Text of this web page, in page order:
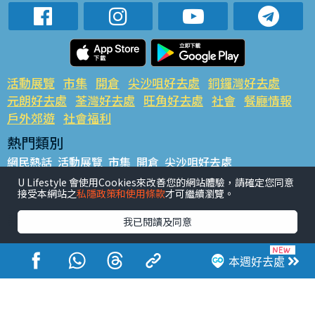
本週好去處
活動展覽 市集 開倉 尖沙咀好去處 銅鑼灣好去處
元朗好去處 荃灣好去處 旺角好去處 社會 餐廳情報
戶外郊遊 社會福利
熱門類別
網民熱話 活動展覽 市集 開倉 尖沙咀好去處
銅鑼灣好去處 元朗好去處 荃灣好去處 旺角好去處 社會
餐廳情報 戶外郊遊
熱門標籤
#UGO搵好去處 #人氣活動推介 #美食社群熱話
#親子玩樂好去處
#ULifestyle應用程式
#限時搶
#UJetso禮物放送
#ULifestyle商戶中心 #著數 #網絡熱話
U Lifestyle 會使用Cookies來改善您的網站體驗，請確定您同意
接受本網站之私隱政策和使用條款才可繼續瀏覽。
我已閱讀及同意